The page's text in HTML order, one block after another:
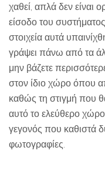
χαθεί, απλά δεν είναι
είσοδο του
στοιχεία αυτά
γράψει πάνω από τα
μην βάζετε
στον ίδιο χώρο όπου
καθώς τη στιγμή που
αυτό το ελεύθερο
γεγονός που καθιστά
φωτογραφίες.